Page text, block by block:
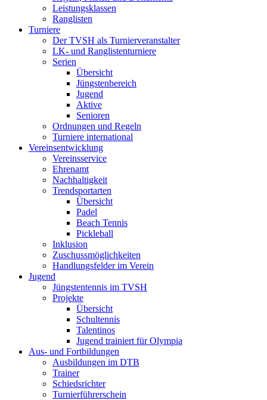
Leistungsklassen
Ranglisten
Turniere
Der TVSH als Turnierveranstalter
LK- und Ranglistenturniere
Serien
Übersicht
Jüngstenbereich
Jugend
Aktive
Senioren
Ordnungen und Regeln
Turniere international
Vereinsentwicklung
Vereinsservice
Ehrenamt
Nachhaltigkeit
Trendsportarten
Übersicht
Padel
Beach Tennis
Pickleball
Inklusion
Zuschussmöglichkeiten
Handlungsfelder im Verein
Jugend
Jüngstentennis im TVSH
Projekte
Übersicht
Schultennis
Talentinos
Jugend trainiert für Olympia
Aus- und Fortbildungen
Ausbildungen im DTB
Trainer
Schiedsrichter
Turnierführerschein